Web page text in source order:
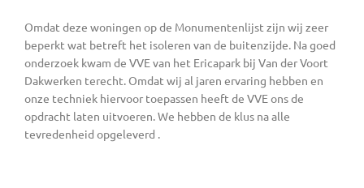
Omdat deze woningen op de Monumentenlijst zijn wij zeer
beperkt wat betreft het isoleren van de buitenzijde. Na goed
onderzoek kwam de VVE van het Ericapark bij Van der Voort
Dakwerken terecht. Omdat wij al jaren ervaring hebben en
onze techniek hiervoor toepassen heeft de VVE ons de
opdracht laten uitvoeren. We hebben de klus na alle
tevredenheid opgeleverd .